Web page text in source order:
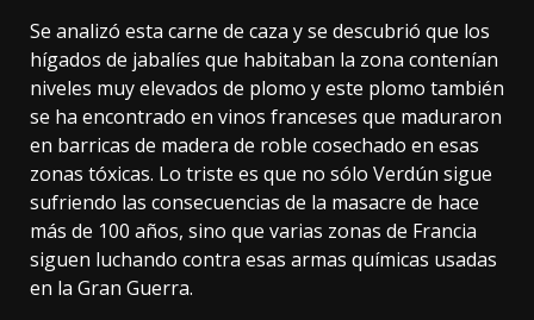
Se analizó esta carne de caza y se descubrió que los
hígados de jabalíes que habitaban la zona contenían
niveles muy elevados de plomo y este plomo también
se ha encontrado en vinos franceses que maduraron
en barricas de madera de roble cosechado en esas
zonas tóxicas. Lo triste es que no sólo Verdún sigue
sufriendo las consecuencias de la masacre de hace
más de 100 años, sino que varias zonas de Francia
siguen luchando contra esas armas químicas usadas
en la Gran Guerra.